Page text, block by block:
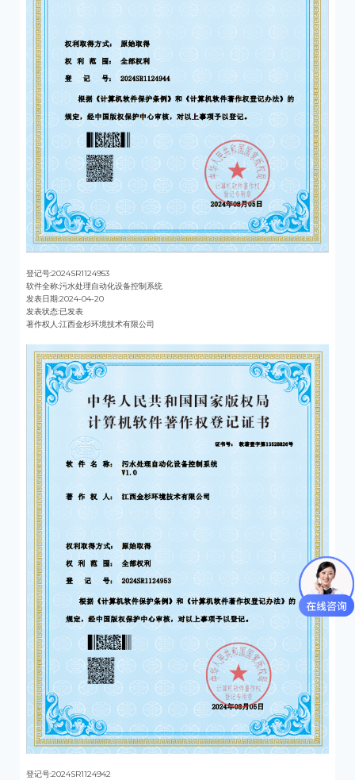
登记号:2024SR1124953
软件全称:污水处理自动化设备控制系统
发表日期:2024-04-20
发表状态:已发表
著作权人:江西金杉环境技术有限公司
登记号:2024SR1124942